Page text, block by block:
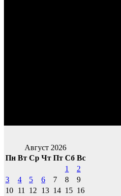
Август 2026
Пн Вт Ср Чт Пт Сб Вс
1
2
3
4 5 6 7 8
9
10 11 12 13 14 15 16